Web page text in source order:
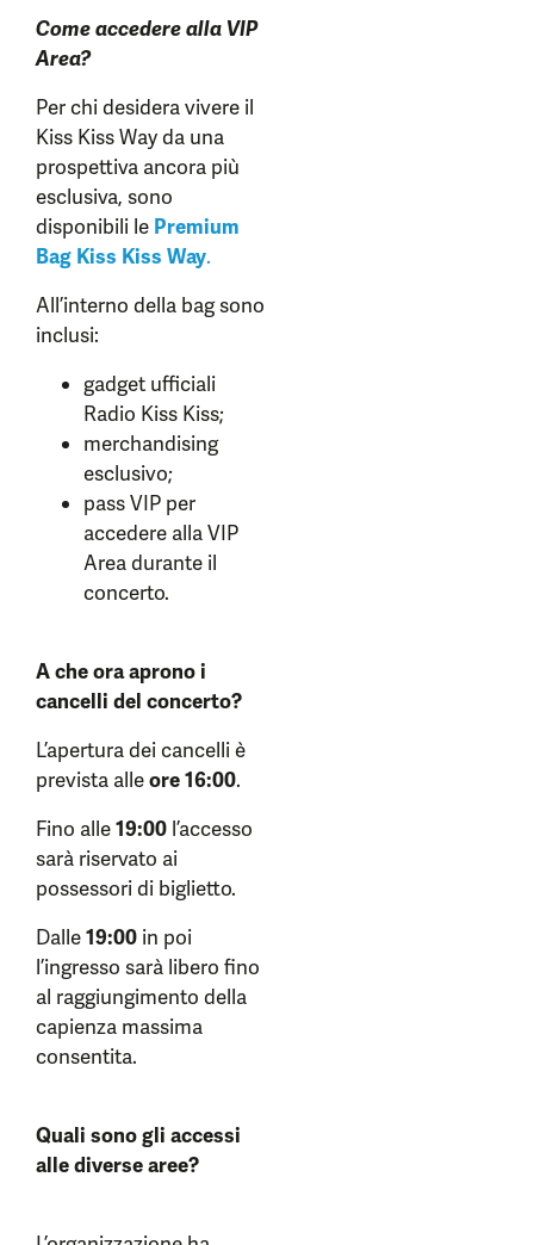
Come accedere alla VIP
Area?
Per chi desidera vivere il
Kiss Kiss Way da una
prospettiva ancora più
esclusiva, sono
disponibili le Premium
Bag Kiss Kiss Way.
All’interno della bag sono
inclusi:
gadget ufficiali
Radio Kiss Kiss;
merchandising
esclusivo;
pass VIP per
accedere alla VIP
Area durante il
concerto.
A che ora aprono i
cancelli del concerto?
L’apertura dei cancelli è
prevista alleore 16:00.
Fino alle19:00 l’accesso
sarà riservato ai
possessori di biglietto.
Dalle19:00 in poi
l’ingresso sarà libero fino
al raggiungimento della
capienza massima
consentita.
Quali sono gli accessi
alle diverse aree?